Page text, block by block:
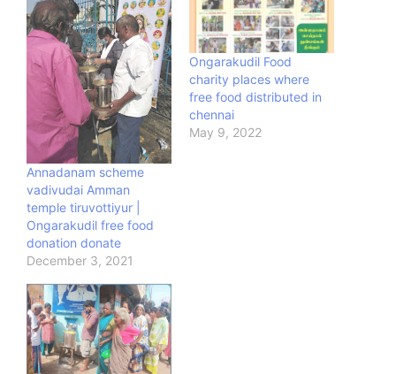
Annadanam scheme
vadivudai Amman
temple tiruvottiyur |
Ongarakudil free food
donation donate
December 3, 2021
Ongarakudil Food
charity places where
free food distributed in
chennai
May 9, 2022